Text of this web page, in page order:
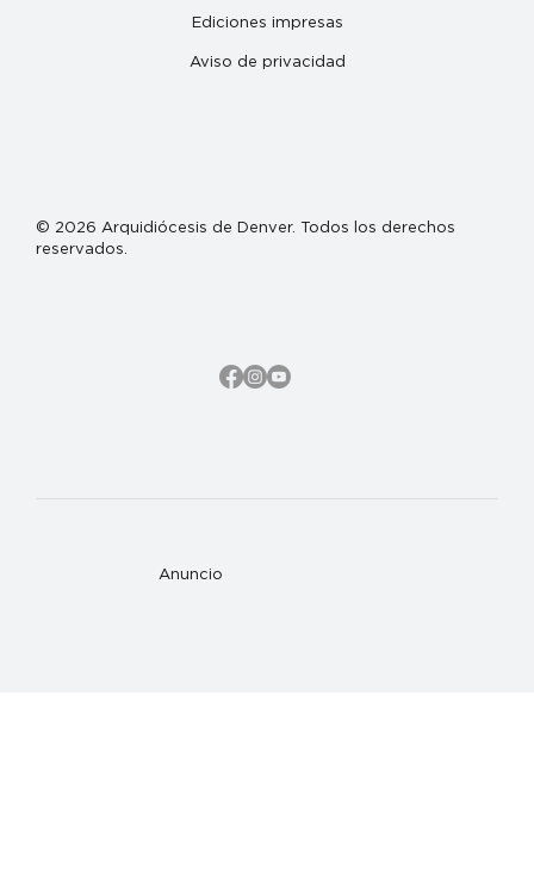
Anuncio
Ediciones impresas
Aviso de privacidad
© 2026 Arquidiócesis de Denver. Todos los derechos
reservados.